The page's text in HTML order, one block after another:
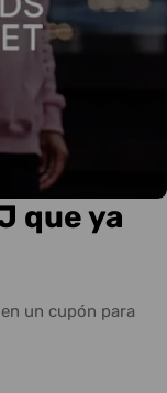
que ya
un cupón para